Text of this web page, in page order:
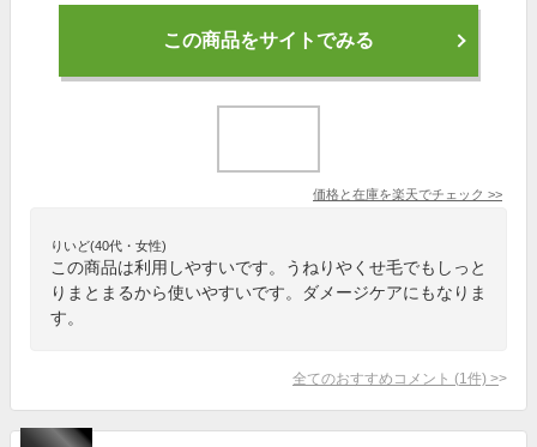
この商品をサイトでみる
価格と在庫を楽天でチェック >>
りいど(40代・女性)
この商品は利用しやすいです。うねりやくせ毛でもしっと
りまとまるから使いやすいです。ダメージケアにもなりま
す。
全てのおすすめコメント (1 件) >